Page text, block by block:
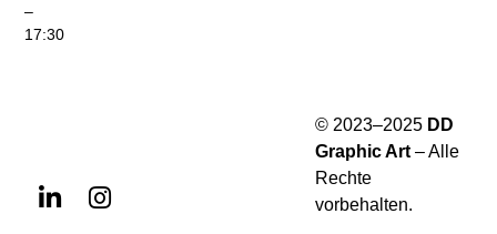
–
17:30
© 2023–2025 DD
Graphic Art – Alle
Rechte
vorbehalten.